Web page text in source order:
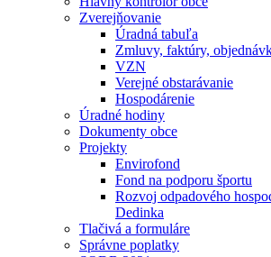
Zverejňovanie
Úradná tabuľa
Zmluvy, faktúry,
VZN
Verejné obstarávanie
Hospodárenie
Úradné hodiny
Dokumenty obce
Projekty
Envirofond
Fond na podporu športu
Rozvoj odpadového
Dedinka
Tlačivá a formuláre
Správne poplatky